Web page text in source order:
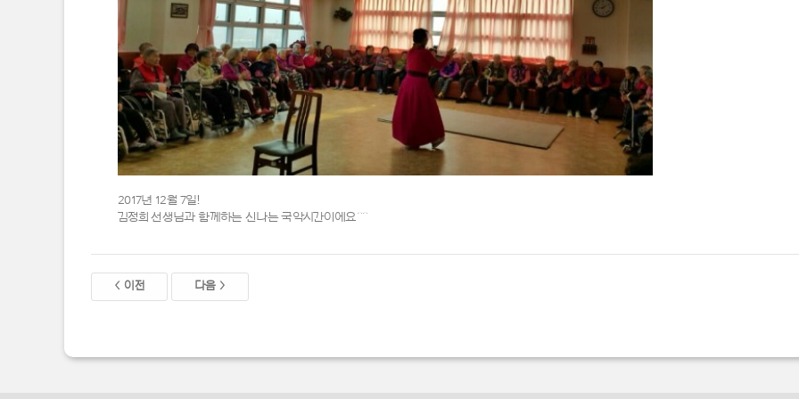
2017년 12월 7일!
김정희 선생님과 함께하는 신나는 국악시간이에요^^
< 이전 다음 >